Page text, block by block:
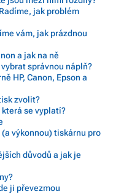
jak problém
vám, jak prázdnou
a jak na ně
správnou náplň?
HP, Canon, Epson a
zvolit?
se vyplatí?
výkonnou) tiskárnu pro
důvodů a jak je
ji převezmou